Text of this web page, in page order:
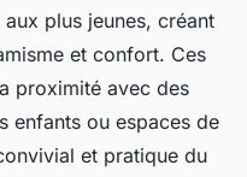
plus jeunes, créant
et confort. Ces
proximité avec des
enfants ou espaces de
et pratique du